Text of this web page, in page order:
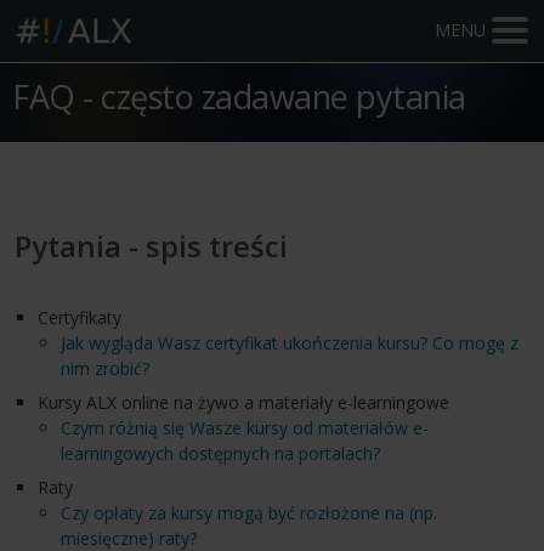
MENU
FAQ - często zadawane pytania
Pytania - spis treści
Certyfikaty
Jak wygląda Wasz certyfikat ukończenia kursu? Co mogę z
nim zrobić?
Kursy ALX online na żywo a materiały e-learningowe
Czym różnią się Wasze kursy od materiałów e-
learningowych dostępnych na portalach?
Raty
Czy opłaty za kursy mogą być rozłożone na (np.
miesięczne) raty?